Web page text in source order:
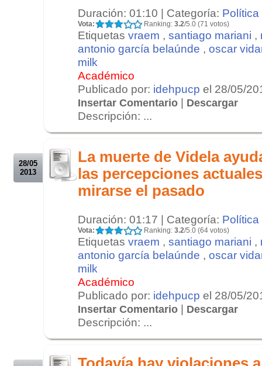
Duración: 01:10 | Categoría: Política
Vota: Ranking: 3.2/5.0 (71 votos)
Etiquetas vraem , santiago mariani ,
antonio garcía belaúnde , oscar
milk
Académico
Publicado por: idehpucp el 28/05/
Insertar Comentario | Descargar
Descripción: ...
28/05
2013
La muerte de Videla
las percepciones
mirarse el pasado
Duración: 01:17 | Categoría: Política
Vota: Ranking: 3.2/5.0 (64 votos)
Etiquetas vraem , santiago mariani ,
antonio garcía belaúnde , oscar
milk
Académico
Publicado por: idehpucp el 28/05/
Insertar Comentario | Descargar
Descripción: ...